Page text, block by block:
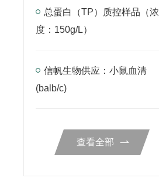
总蛋白（TP）质控样品（浓
度：150g/L）
信帆生物供应：小鼠血清
(balb/c)
查看全部